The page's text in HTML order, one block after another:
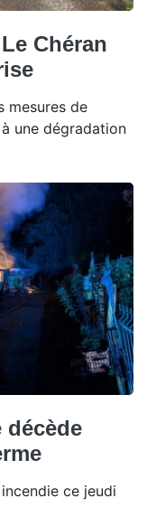
Chéran
mesures de
une dégradation
décède
ce jeudi